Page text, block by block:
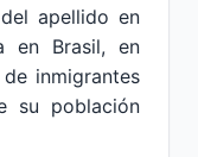
apellido en
en Brasil, en
inmigrantes
su población